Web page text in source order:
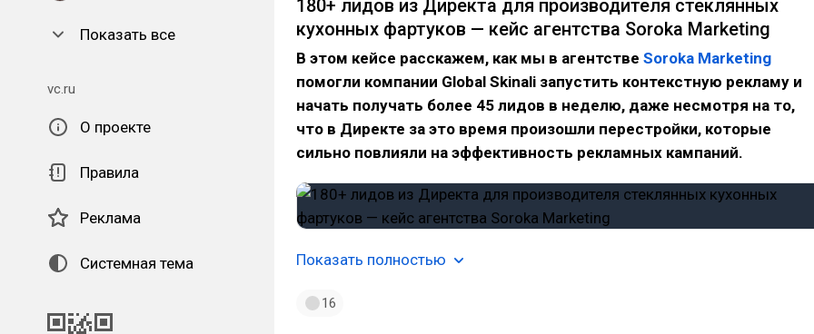
Показать все
vc.ru
О проекте
Правила
Реклама
Системная тема
180+ лидов из Директа для производителя стеклянных
кухонных фартуков — кейс агентства Soroka Marketing
В этом кейсе расскажем, как мы в агентстве Soroka Marketing
помогли компании Global Skinali запустить контекстную рекламу и
начать получать более 45 лидов в неделю, даже несмотря на то,
что в Директе за это время произошли перестройки, которые
сильно повлияли на эффективность рекламных кампаний.
Показать полностью
16